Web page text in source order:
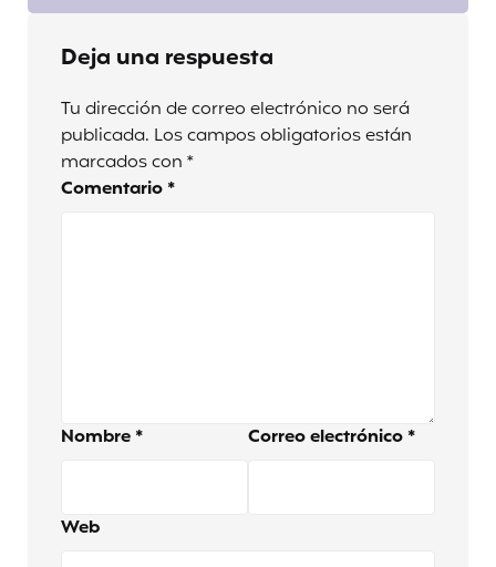
Deja una respuesta
Tu dirección de correo electrónico no será
publicada. Los campos obligatorios están
marcados con *
Comentario *
Nombre * Correo electrónico *
Web